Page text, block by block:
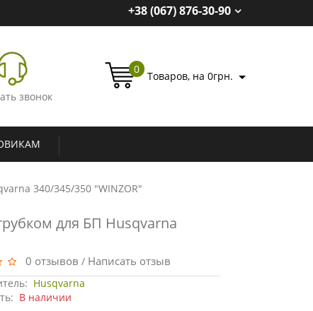
+38 (067) 876-30-90
звонок
0
Товаров, на 0грн.
340/345/350 "WINZOR"
для БП Husqvarna
0 отзывов / Написать отзыв
Husqvarna
В наличии